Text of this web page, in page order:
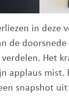
in deze
de doorsnede
Het
applaus mist.
snapshot